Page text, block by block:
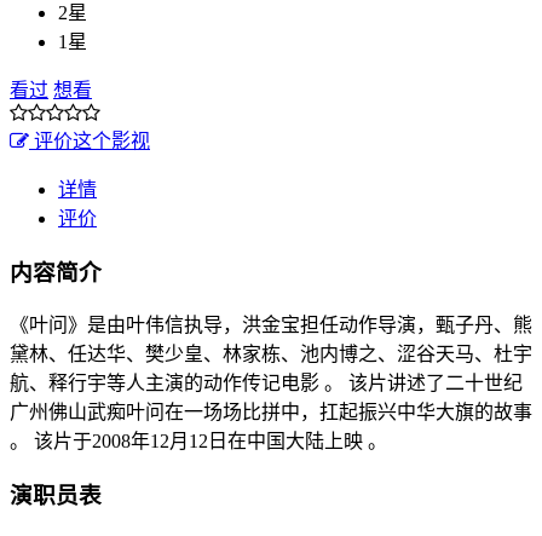
2星
1星
看过 想看
评价这个影视
详情
评价
内容简介
《叶问》是由叶伟信执导，洪金宝担任动作导演，甄子丹、熊
黛林、任达华、樊少皇、林家栋、池内博之、涩谷天马、杜宇
航、释行宇等人主演的动作传记电影 。 该片讲述了二十世纪
广州佛山武痴叶问在一场场比拼中，扛起振兴中华大旗的故事
。 该片于2008年12月12日在中国大陆上映 。
演职员表